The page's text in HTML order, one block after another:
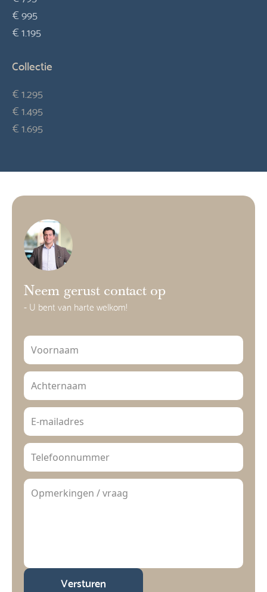
€ 995
€ 1.195
Collectie
€ 1.295
€ 1.495
€ 1.695
Neem gerust contact op
- U bent van harte welkom!
Versturen